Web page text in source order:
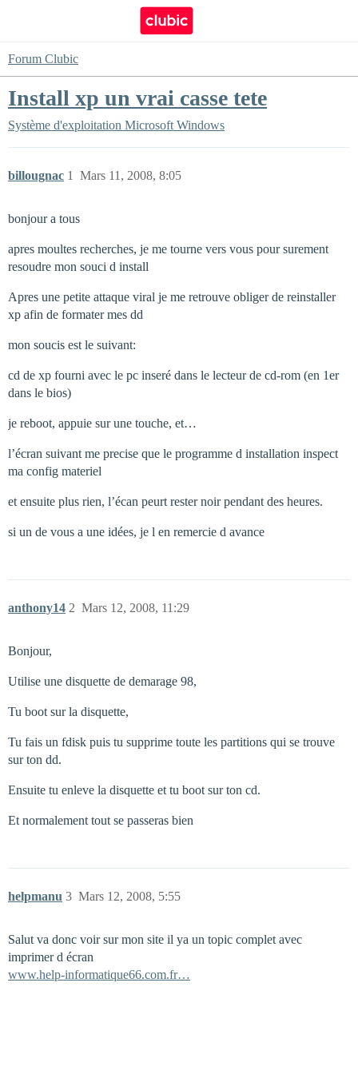
Forum Clubic
Install xp un vrai casse tete
Système d'exploitation Microsoft Windows
billougnac Mars 11, 2008, 8:05
1
bonjour a tous
apres moultes recherches, je me tourne vers vous pour surement
resoudre mon souci d install
Apres une petite attaque viral je me retrouve obliger de reinstaller
xp afin de formater mes dd
mon soucis est le suivant:
cd de xp fourni avec le pc inseré dans le lecteur de cd-rom (en 1er
dans le bios)
je reboot, appuie sur une touche, et…
l’écran suivant me precise que le programme d installation inspect
ma config materiel
et ensuite plus rien, l’écan peurt rester noir pendant des heures.
si un de vous a une idées, je l en remercie d avance
anthony14 Mars 12, 2008, 11:29
2
Bonjour,
Utilise une disquette de demarage 98,
Tu boot sur la disquette,
Tu fais un fdisk puis tu supprime toute les partitions qui se trouve
sur ton dd.
Ensuite tu enleve la disquette et tu boot sur ton cd.
Et normalement tout se passeras bien
helpmanu Mars 12, 2008, 5:55
3
Salut va donc voir sur mon site il ya un topic complet avec
imprimer d écran
www.help-informatique66.com.fr…